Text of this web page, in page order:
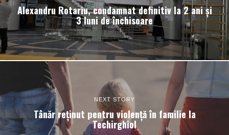
Alexandru Rotariu, condamnat definitiv la 2 ani și
3 luni de închisoare
NEXT STORY
Tânăr reținut pentru violență în familie la
Techirghiol